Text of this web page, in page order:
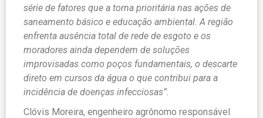
série de fatores que a torna prioritária nas ações de
saneamento básico e educação ambiental. A região
enfrenta ausência total de rede de esgoto e os
moradores ainda dependem de soluções
improvisadas como poços fundamentais, o descarte
direto em cursos da água o que contribui para a
incidência de doenças infecciosas”.
Clóvis Moreira, engenheiro agrônomo responsável